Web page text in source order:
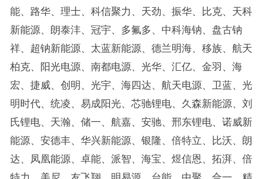
能、路华、理士、科信聚力、天劲、振华、比克、天科
新能源、朗泰沣、冠宇、多氟多、中科海钠、盘古钠
祥、超钠新能源、太蓝新能源、德兰明海、移族、航天
柏克、阳光电源、南都电源、光华、汇亿、金羽、海
宏、捷威、创明、光宇、海四达、航天电源、卫蓝、光
明时代、统凌、易成阳光、芯驰锂电、久森新能源、刘
氏锂电、天瀚、储一、航嘉、安驰、邢东锂电、诺威新
能源、安德丰、华兴新能源、银隆、倍特立、比沃、朗
达、凤凰能源、卓能、派智、海宝、煜信恩、拓湃、倍